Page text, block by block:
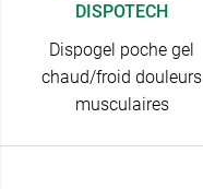
DISPOTECH
Dispogel poche gel
chaud/froid douleurs
musculaires